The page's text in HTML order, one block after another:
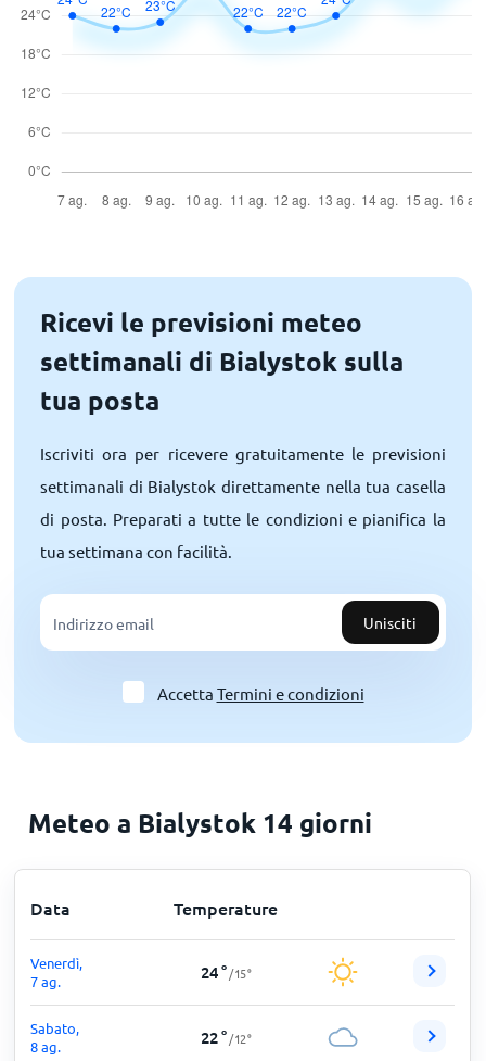
Ricevi le previsioni meteo
settimanali di Bialystok sulla
tua posta
Iscriviti ora per ricevere gratuitamente le previsioni
settimanali di Bialystok direttamente nella tua casella
di posta. Preparati a tutte le condizioni e pianifica la
tua settimana con facilità.
Unisciti
Accetta Termini e condizioni
Meteo a Bialystok 14 giorni
Data Temperature
Venerdì,
7 ag.
24° /15°
Sabato,
8 ag.
22° /12°